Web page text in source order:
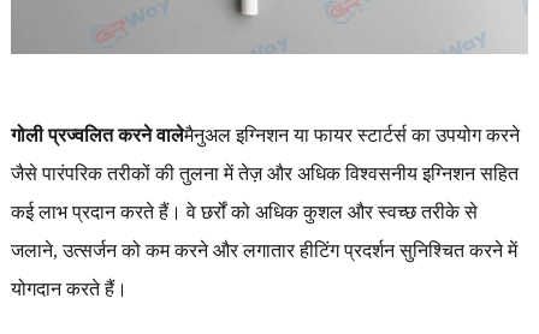
गोली प्रज्वलित करने वालेमैनुअल इग्निशन या फायर स्टार्टर्स का उपयोग करने
जैसे पारंपरिक तरीकों की तुलना में तेज़ और अधिक विश्वसनीय इग्निशन सहित
कई लाभ प्रदान करते हैं। वे छर्रों को अधिक कुशल और स्वच्छ तरीके से
जलाने, उत्सर्जन को कम करने और लगातार हीटिंग प्रदर्शन सुनिश्चित करने में
योगदान करते हैं।